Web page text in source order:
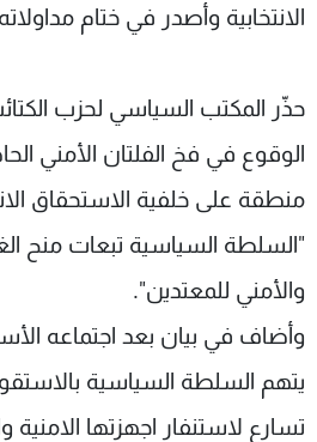
الانتخابية وأصدر في ختام مداولاته
حذّر المكتب السياسي لحزب
الوقوع في فخ الفلتان الأمني
منطقة على خلفية الاستحقاق
"السلطة السياسية تبعات منح
والأمني للمعتدين".
وأضاف في بيان بعد اجتماعه
يتهم السلطة السياسية
تسارع لاستنفار اجهزتها الامنية
عن MTV
وظائف
سياسة